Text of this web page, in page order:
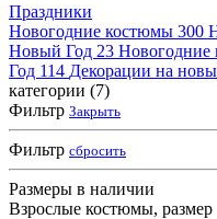
Праздники
Новогодние костюмы 300
Новый Год 23 Новогодние
Год 114 Декорации на
категории (7)
Фильтр Закрыть
Фильтр сбросить
Размеры в наличии
Взрослые костюмы, размер